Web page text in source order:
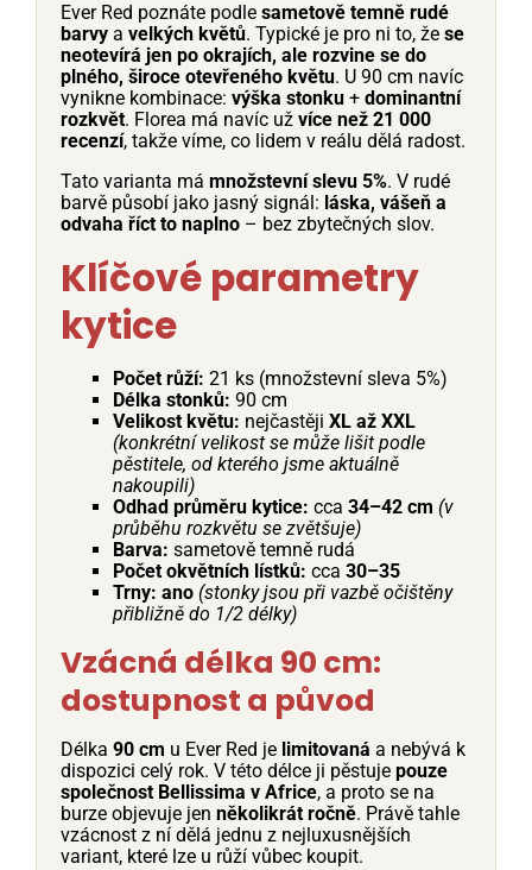
Ever Red poznáte podle sametově temně rudé
barvy a velkých květů. Typické je pro ni to, že se
neotevírá jen po okrajích, ale rozvine se do
plného, široce otevřeného květu. U 90 cm navíc
vynikne kombinace: výška stonku + dominantní
rozkvět. Florea má navíc už více než 21 000
recenzí, takže víme, co lidem v reálu dělá radost.
Tato varianta má množstevní slevu 5%. V rudé
barvě působí jako jasný signál: láska, vášeň a
odvaha říct to naplno – bez zbytečných slov.
Klíčové parametry
kytice
Počet růží: 21 ks (množstevní sleva 5%)
Délka stonků: 90 cm
Velikost květu: nejčastěji XL až XXL
(konkrétní velikost se může lišit podle
pěstitele, od kterého jsme aktuálně
nakoupili)
Odhad průměru kytice: cca 34–42 cm (v
průběhu rozkvětu se zvětšuje)
Barva: sametově temně rudá
Počet okvětních lístků: cca 30–35
Trny: ano (stonky jsou při vazbě očištěny
přibližně do 1/2 délky)
Vzácná délka 90 cm:
dostupnost a původ
Délka 90 cm u Ever Red je limitovaná a nebývá k
dispozici celý rok. V této délce ji pěstuje pouze
společnost Bellissima v Africe, a proto se na
burze objevuje jen několikrát ročně. Právě tahle
vzácnost z ní dělá jednu z nejluxusnějších
variant, které lze u růží vůbec koupit.